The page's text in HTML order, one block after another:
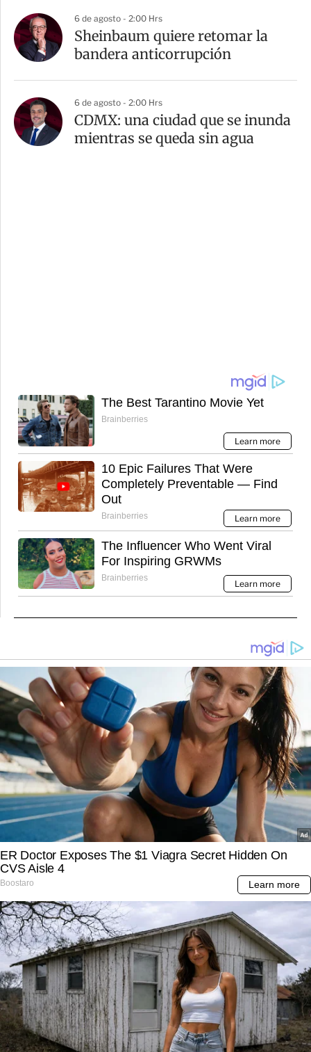
6 de agosto - 2:00 Hrs
Sheinbaum quiere retomar la
bandera anticorrupción
6 de agosto - 2:00 Hrs
CDMX: una ciudad que se inunda
mientras se queda sin agua